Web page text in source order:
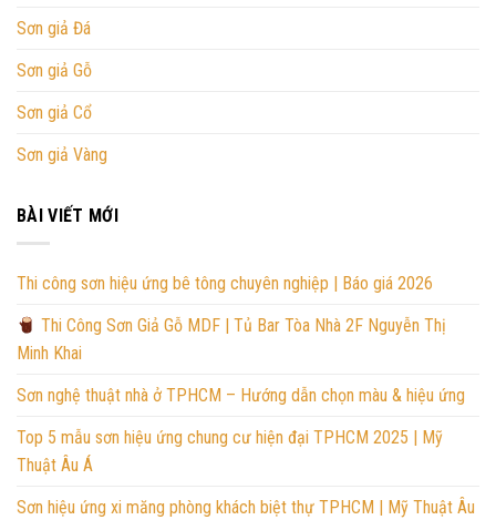
Sơn giả Đá
Sơn giả Gỗ
Sơn giả Cổ
Sơn giả Vàng
BÀI VIẾT MỚI
Thi công sơn hiệu ứng bê tông chuyên nghiệp | Báo giá 2026
Thi Công Sơn Giả Gỗ MDF | Tủ Bar Tòa Nhà 2F Nguyễn Thị
Minh Khai
Sơn nghệ thuật nhà ở TPHCM – Hướng dẫn chọn màu & hiệu ứng
Top 5 mẫu sơn hiệu ứng chung cư hiện đại TPHCM 2025 | Mỹ
Thuật Âu Á
Sơn hiệu ứng xi măng phòng khách biệt thự TPHCM | Mỹ Thuật Âu